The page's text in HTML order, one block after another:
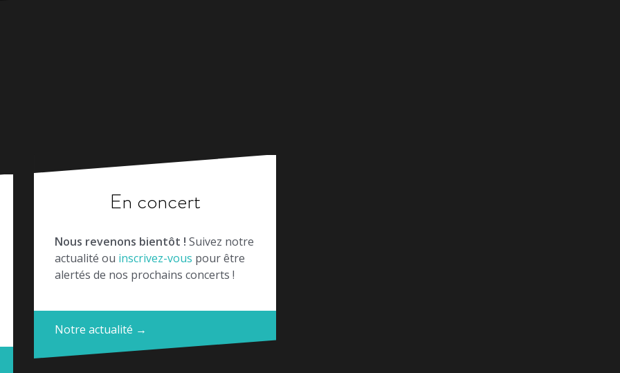
En concert
Nous revenons bientôt ! Suivez notre
actualité ou inscrivez-vous pour être
alertés de nos prochains concerts !
Notre actualité →